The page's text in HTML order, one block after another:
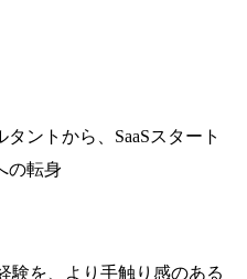
ントから、SaaSスタート
の転身
験を、より手触り感のある